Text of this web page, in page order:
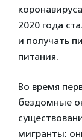
2020 года
и получать
питания.
Во время
бездомные
мигранты: